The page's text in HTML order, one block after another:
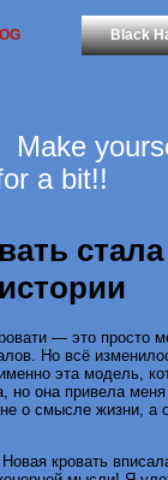
Black
Make
a bit!!
— это
Но всё
эта модель,
но она привела
не о смысле жизни,
кровать